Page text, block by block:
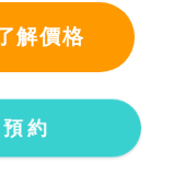
解價格
約